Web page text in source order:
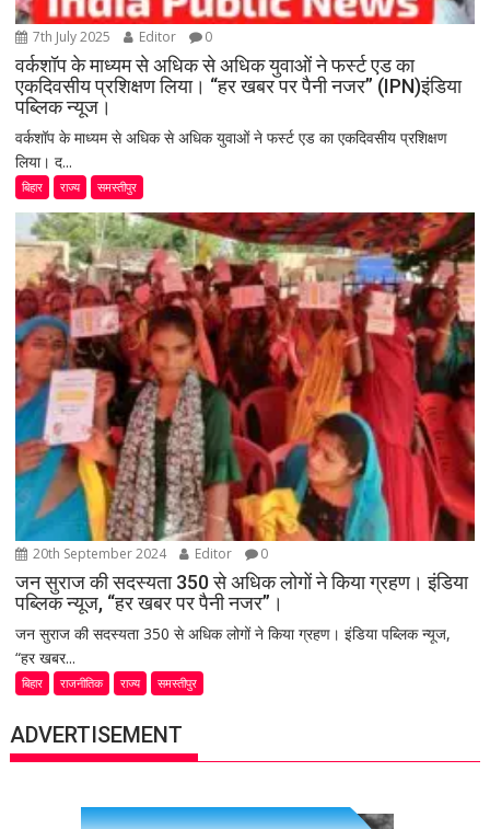
7th July 2025 Editor 0
वर्कशॉप के माध्यम से अधिक से अधिक युवाओं ने फर्स्ट एड का
एकदिवसीय प्रशिक्षण लिया। “हर खबर पर पैनी नजर” (IPN)इंडिया
पब्लिक न्यूज।
वर्कशॉप के माध्यम से अधिक से अधिक युवाओं ने फर्स्ट एड का एकदिवसीय प्रशिक्षण
लिया। द...
बिहार राज्य समस्तीपुर
20th September 2024 Editor 0
जन सुराज की सदस्यता 350 से अधिक लोगों ने किया ग्रहण। इंडिया
पब्लिक न्यूज, “हर खबर पर पैनी नजर”।
जन सुराज की सदस्यता 350 से अधिक लोगों ने किया ग्रहण। इंडिया पब्लिक न्यूज,
“हर खबर...
बिहार राजनीतिक राज्य समस्तीपुर
ADVERTISEMENT